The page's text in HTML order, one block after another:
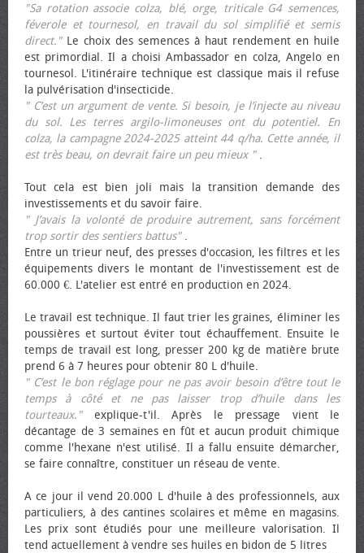
"Sa rotation associe colza, blé, orge, triticale G4 semences,
féverole et tournesol, en travail du sol simplifié et semis
direct."Le choix des semences à haut rendement en huile
est primordial. Il a choisi Ambassador en colza, Angelo en
tournesol. L'itinéraire technique est classique mais il refuse
la pulvérisation d'insecticide.
" C’est un argument de vente. Si besoin, je l’injecte au niveau
du sol. Les terres argilo-limoneuses ont du potentiel. En
colza, la campagne 2024-2025 atteint 44 q/ha. Cette année, il
est très beau, on devrait faire un peu mieux ".
Tout cela est bien joli mais la transition demande des
investissements et du savoir faire.
" J’avais la volonté de produire autrement, sans forcément
trop sortir des sentiers battus".
Entre un trieur neuf, des presses d'occasion, les filtres et les
équipements divers le montant de l'investissement est de
60.000 €. L'atelier est entré en production en 2024.
Le travail est technique. Il faut trier les graines, éliminer les
poussières et surtout éviter tout échauffement. Ensuite le
temps de travail est long, presser 200 kg de matière brute
prend 6 à 7 heures pour obtenir 80 L d'huile.
" C’est le bon réglage pour ne pas avoir besoin d’être tout le
temps à côté et ne pas laisser trop d’huile dans les
tourteaux."explique-t'il. Après le pressage vient le
décantage de 3 semaines en fût et aucun produit chimique
comme l'hexane n'est utilisé. Il a fallu ensuite démarcher,
se faire connaître, constituer un réseau de vente.
A ce jour il vend 20.000 L d'huile à des professionnels, aux
particuliers, à des cantines scolaires et même en magasins.
Les prix sont étudiés pour une meilleure valorisation. Il
tend actuellement à vendre ses huiles en bidon de 5 litres